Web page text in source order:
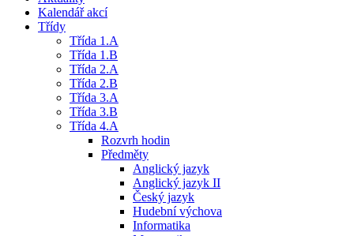
Kalendář akcí
Třídy
Třída 1.A
Třída 1.B
Třída 2.A
Třída 2.B
Třída 3.A
Třída 3.B
Třída 4.A
Rozvrh hodin
Předměty
Anglický jazyk
Anglický jazyk II
Český jazyk
Hudební výchova
Informatika